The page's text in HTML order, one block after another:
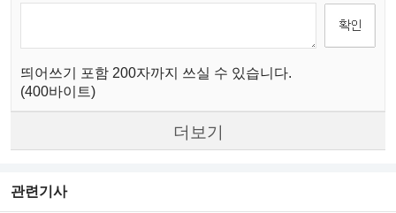
띄어쓰기 포함 200자까지 쓰실 수 있습니다.
(400바이트)
더보기
관련기사